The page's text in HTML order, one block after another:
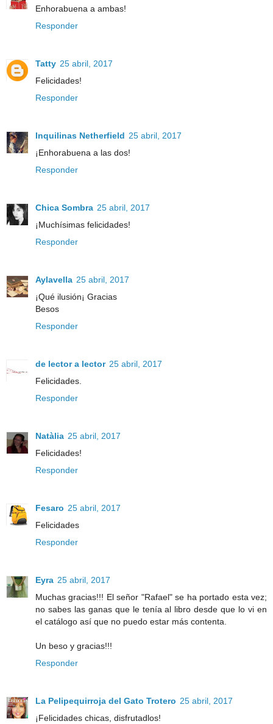
Enhorabuena a ambas!
Responder
Tatty 25 abril, 2017
Felicidades!
Responder
Inquilinas Netherfield 25 abril, 2017
¡Enhorabuena a las dos!
Responder
Chica Sombra 25 abril, 2017
¡Muchísimas felicidades!
Responder
Aylavella 25 abril, 2017
¡Qué ilusión¡ Gracias
Besos
Responder
de lector a lector 25 abril, 2017
Felicidades.
Responder
Natàlia 25 abril, 2017
Felicidades!
Responder
Fesaro 25 abril, 2017
Felicidades
Responder
Eyra 25 abril, 2017
Muchas gracias!!! El señor "Rafael" se ha portado esta vez;
no sabes las ganas que le tenía al libro desde que lo vi en
el catálogo así que no puedo estar más contenta.
Un beso y gracias!!!
Responder
La Pelipequirroja del Gato Trotero 25 abril, 2017
¡Felicidades chicas, disfrutadlos!